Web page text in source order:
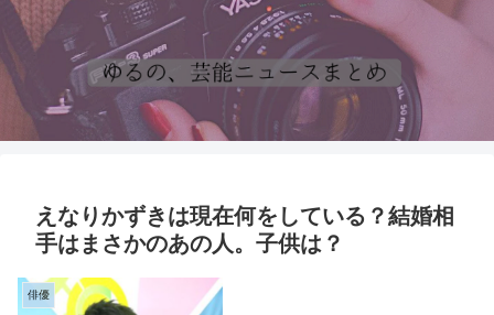
えなりかずきは現在何をしている？結婚相
手はまさかのあの人。子供は？
俳優